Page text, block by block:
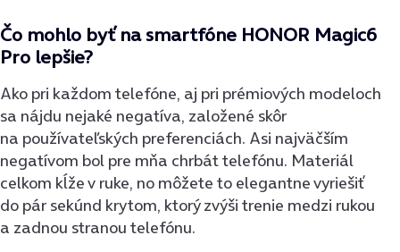
Čo mohlo byť na smartfóne HONOR Magic6
Pro lepšie?
Ako pri každom telefóne, aj pri prémiových modeloch
sa nájdu nejaké negatíva, založené skôr
na používateľských preferenciách. Asi najväčším
negatívom bol pre mňa chrbát telefónu. Materiál
celkom kĺže v ruke, no môžete to elegantne vyriešiť
do pár sekúnd krytom, ktorý zvýši trenie medzi rukou
a zadnou stranou telefónu.